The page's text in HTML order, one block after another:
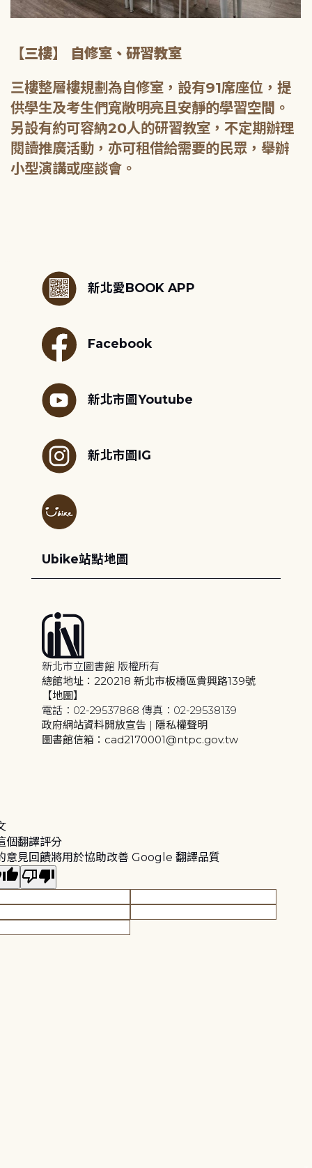
【三樓】 自修室、研習教室
三樓整層樓規劃為自修室，設有91席座位，提
供學生及考生們寬敞明亮且安靜的學習空間。
另設有約可容納20人的研習教室，不定期辦理
閱讀推廣活動，亦可租借給需要的民眾，舉辦
小型演講或座談會。
新北愛BOOK APP
Facebook
新北市圖Youtube
新北市圖IG
Ubike站點地圖
新北市立圖書館 版權所有
總館地址：220218 新北市板橋區貴興路139號
【地圖】
電話：02-29537868 傳真：02-29538139
政府網站資料開放宣告 | 隱私權聲明
圖書館信箱：cad2170001@ntpc.gov.tw
個翻譯評分
意見回饋將用於協助改善 Google 翻譯品質